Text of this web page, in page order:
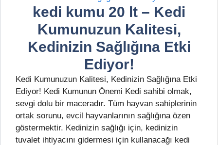
kedi kumu 20 lt – Kedi
Kumunuzun Kalitesi,
Kedinizin Sağlığına Etki
Ediyor!
Kedi Kumunuzun Kalitesi, Kedinizin Sağlığına Etki
Ediyor! Kedi Kumunun Önemi Kedi sahibi olmak,
sevgi dolu bir maceradır. Tüm hayvan sahiplerinin
ortak sorunu, evcil hayvanlarının sağlığına özen
göstermektir. Kedinizin sağlığı için, kedinizin
tuvalet ihtiyacını gidermesi için kullanacağı kedi